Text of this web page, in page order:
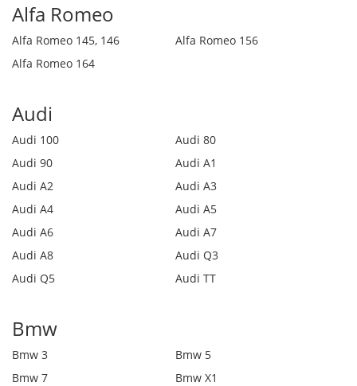
Alfa Romeo
Alfa Romeo 145, 146
Alfa Romeo 156
Alfa Romeo 164
Audi
Audi 100
Audi 80
Audi 90
Audi A1
Audi A2
Audi A3
Audi A4
Audi A5
Audi A6
Audi A7
Audi A8
Audi Q3
Audi Q5
Audi TT
Bmw
Bmw 3
Bmw 5
Bmw 7
Bmw X1